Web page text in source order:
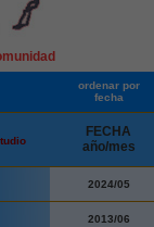
ordenar por
fecha
FECHA
año/mes
2024/05
2013/06